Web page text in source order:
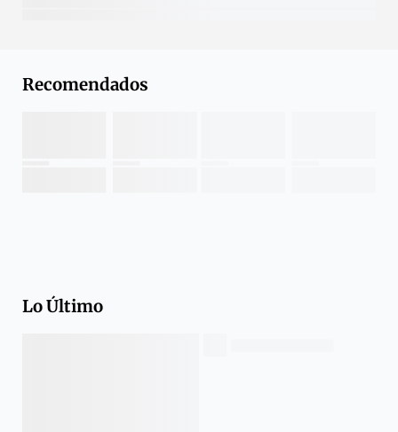
Recomendados
Lo Último